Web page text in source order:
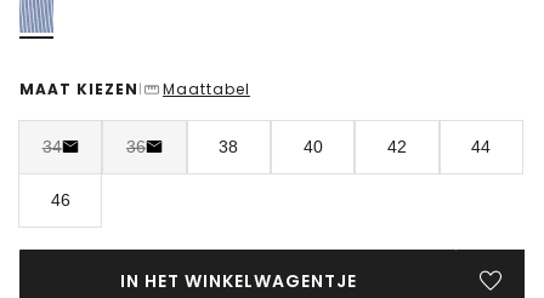
MAAT KIEZEN | Maattabel
34 36 38 40 42 44
46
IN HET WINKELWAGENTJE